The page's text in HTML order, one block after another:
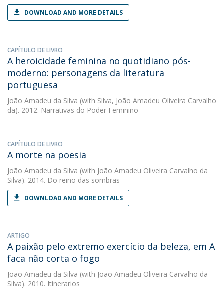
DOWNLOAD AND MORE DETAILS
CAPÍTULO DE LIVRO
A heroicidade feminina no quotidiano pós-
moderno: personagens da literatura
portuguesa
João Amadeu da Silva (with Silva, João Amadeu Oliveira Carvalho
da). 2012. Narrativas do Poder Feminino
CAPÍTULO DE LIVRO
A morte na poesia
João Amadeu da Silva (with João Amadeu Oliveira Carvalho da
Silva). 2014. Do reino das sombras
DOWNLOAD AND MORE DETAILS
ARTIGO
A paixão pelo extremo exercício da beleza, em A
faca não corta o fogo
João Amadeu da Silva (with João Amadeu Oliveira Carvalho da
Silva). 2010. Itinerarios